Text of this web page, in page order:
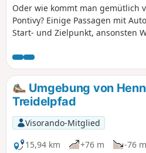
Oder wie kommt man gemütlich
Pontivy? Einige Passagen mit
Start- und Zielpunkt, ansonsten
Landschaften ändern sich entlang
Spaziergang ist beruhigend,
Herausforderung für Sie sein: 60
möglicherweise genauso viele
Sie etwas zu trinken und zu
Notwendige mit. Genießen Sie
Umgebung von
Treidelpfad
Visorando-Mitglied
15,94 km
+76 m
-76 m